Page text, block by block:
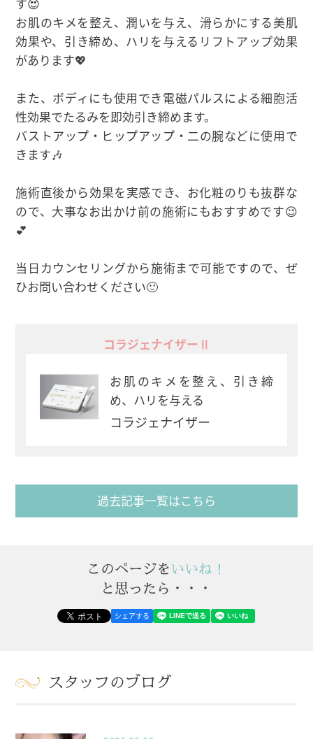
お肌のキメを整え、潤いを与え、滑らかにする美肌
効果や、引き締め、ハリを与えるリフトアップ効果
があります💖
また、ボディにも使用でき電磁パルスによる細胞活
性効果でたるみを即効引き締めます。
バストアップ・ヒップアップ・二の腕などに使用で
きます🎶
施術直後から効果を実感でき、お化粧のりも抜群な
ので、大事なお出かけ前の施術にもおすすめです😉
💕
当日カウンセリングから施術まで可能ですので、ぜ
ひお問い合わせください🙂
コラジェナイザーⅡ
お肌のキメを整え、引き締
め、ハリを与える
コラジェナイザー
過去記事一覧はこちら
このページをいいね！
と思ったら・・・
シェアする
スタッフのブログ